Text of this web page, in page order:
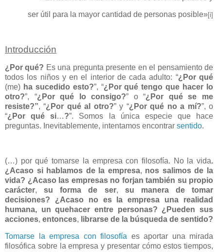
ser útil para la mayor cantidad de personas posible»[i]
Introducción
¿Por qué? Es una pregunta presente en el pensamiento de
todos los niños y en el interior de cada adulto: “¿Por qué
(me) ha sucedido esto?”, “¿Por qué tengo que hacer lo
otro?”, “¿Por qué lo consigo?” o “¿Por qué se me
resiste?”, “¿Por qué al otro?” y “¿Por qué no a mí?”, o
“¿Por qué si…?”. Somos la única especie que hace
preguntas. Inevitablemente, intentamos encontrar sentido.
(…) por qué tomarse la empresa con filosofía. No la vida.
¿Acaso si hablamos de la empresa, nos salimos de la
vida? ¿Acaso las empresas no forjan también su propio
carácter,su forma de ser, su manera de tomar
decisiones? ¿Acaso no es la empresa una realidad
humana, un quehacer entre personas? ¿Pueden sus
acciones, entonces, librarse de la búsqueda de sentido?
Tomarse la empresa con filosofía es aportar una mirada
filosófica sobre la empresa y presentar cómo estos tiempos,